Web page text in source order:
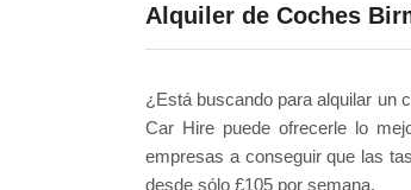
Alquiler de Coches
¿Está buscando para alquilar un
Car Hire puede ofrecerle lo
empresas a conseguir que las
desde sólo £105 por semana.